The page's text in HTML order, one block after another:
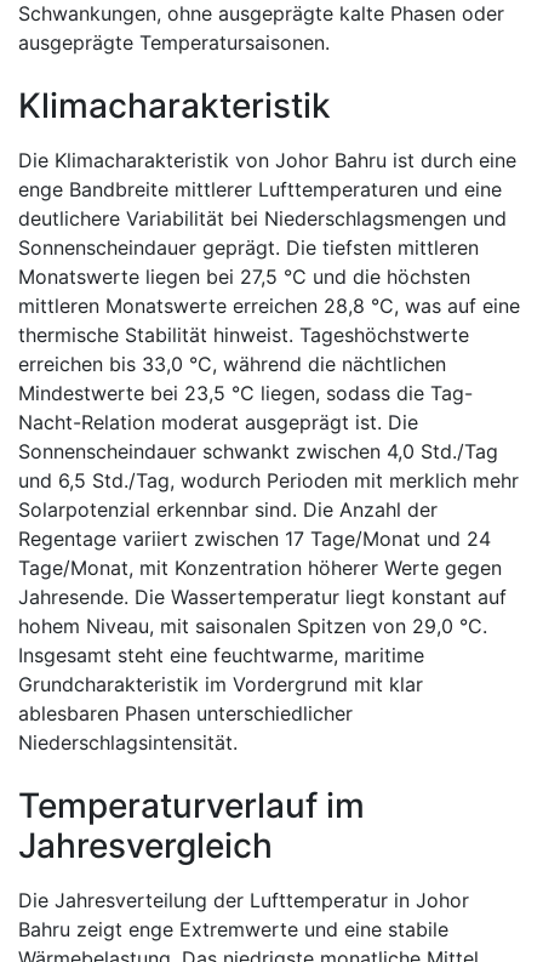
Schwankungen, ohne ausgeprägte kalte Phasen oder
ausgeprägte Temperatursaisonen.
Klimacharakteristik
Die Klimacharakteristik von Johor Bahru ist durch eine
enge Bandbreite mittlerer Lufttemperaturen und eine
deutlichere Variabilität bei Niederschlagsmengen und
Sonnenscheindauer geprägt. Die tiefsten mittleren
Monatswerte liegen bei 27,5 °C und die höchsten
mittleren Monatswerte erreichen 28,8 °C, was auf eine
thermische Stabilität hinweist. Tageshöchstwerte
erreichen bis 33,0 °C, während die nächtlichen
Mindestwerte bei 23,5 °C liegen, sodass die Tag-
Nacht-Relation moderat ausgeprägt ist. Die
Sonnenscheindauer schwankt zwischen 4,0 Std./Tag
und 6,5 Std./Tag, wodurch Perioden mit merklich mehr
Solarpotenzial erkennbar sind. Die Anzahl der
Regentage variiert zwischen 17 Tage/Monat und 24
Tage/Monat, mit Konzentration höherer Werte gegen
Jahresende. Die Wassertemperatur liegt konstant auf
hohem Niveau, mit saisonalen Spitzen von 29,0 °C.
Insgesamt steht eine feuchtwarme, maritime
Grundcharakteristik im Vordergrund mit klar
ablesbaren Phasen unterschiedlicher
Niederschlagsintensität.
Temperaturverlauf im
Jahresvergleich
Die Jahresverteilung der Lufttemperatur in Johor
Bahru zeigt enge Extremwerte und eine stabile